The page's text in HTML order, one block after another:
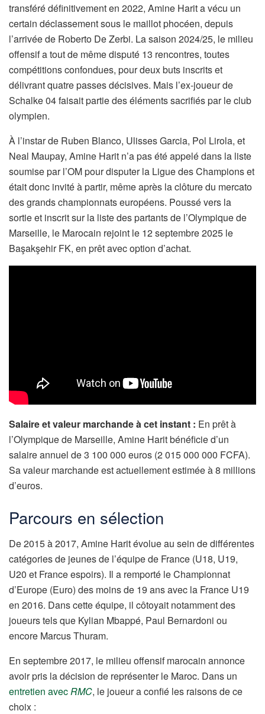
transféré définitivement en 2022, Amine Harit a vécu un
certain déclassement sous le maillot phocéen, depuis
l’arrivée de Roberto De Zerbi. La saison 2024/25, le milieu
offensif a tout de même disputé 13 rencontres, toutes
compétitions confondues, pour deux buts inscrits et
délivrant quatre passes décisives. Mais l’ex-joueur de
Schalke 04 faisait partie des éléments sacrifiés par le club
olympien.
À l’instar de Ruben Blanco, Ulisses Garcia, Pol Lirola, et
Neal Maupay, Amine Harit n’a pas été appelé dans la liste
soumise par l’OM pour disputer la Ligue des Champions et
était donc invité à partir, même après la clôture du mercato
des grands championnats européens. Poussé vers la
sortie et inscrit sur la liste des partants de l’Olympique de
Marseille, le Marocain rejoint le 12 septembre 2025 le
Başakşehir FK, en prêt avec option d’achat.
Salaire et valeur marchande à cet instant : En prêt à
l’Olympique de Marseille, Amine Harit bénéficie d’un
salaire annuel de 3 100 000 euros (2 015 000 000 FCFA).
Sa valeur marchande est actuellement estimée à 8 millions
d’euros.
Parcours en sélection
De 2015 à 2017, Amine Harit évolue au sein de différentes
catégories de jeunes de l’équipe de France (U18, U19,
U20 et France espoirs). Il a remporté le Championnat
d’Europe (Euro) des moins de 19 ans avec la France U19
en 2016. Dans cette équipe, il côtoyait notamment des
joueurs tels que Kylian Mbappé, Paul Bernardoni ou
encore Marcus Thuram.
En septembre 2017, le milieu offensif marocain annonce
avoir pris la décision de représenter le Maroc. Dans un
entretien avecRMC, le joueur a confié les raisons de ce
choix :